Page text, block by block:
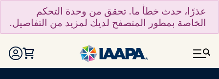
تجاوز إلى المحتوى الرئيسي
عذرًا، حدث خطأ ما. تحقق من وحدة التحكم
الخاصة بمطور المتصفح لديك لمزيد من التفاصيل.